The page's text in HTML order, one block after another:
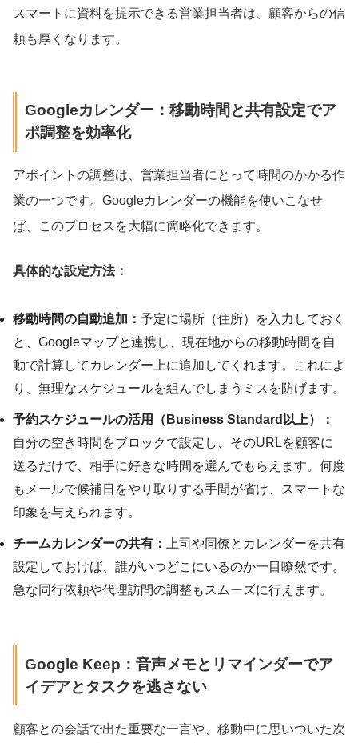
スマートに資料を提示できる営業担当者は、顧客からの信
頼も厚くなります。
Googleカレンダー：移動時間と共有設定でア
ポ調整を効率化
アポイントの調整は、営業担当者にとって時間のかかる作
業の一つです。Googleカレンダーの機能を使いこなせ
ば、このプロセスを大幅に簡略化できます。
具体的な設定方法：
移動時間の自動追加： 予定に場所（住所）を入力しておく
と、Googleマップと連携し、現在地からの移動時間を自
動で計算してカレンダー上に追加してくれます。これによ
り、無理なスケジュールを組んでしまうミスを防げます。
予約スケジュールの活用（Business Standard以上）：
自分の空き時間をブロックで設定し、そのURLを顧客に
送るだけで、相手に好きな時間を選んでもらえます。何度
もメールで候補日をやり取りする手間が省け、スマートな
印象を与えられます。
チームカレンダーの共有：
上司や同僚とカレンダーを共有
設定しておけば、誰がいつどこにいるのか一目瞭然です。
急な同行依頼や代理訪問の調整もスムーズに行えます。
Google Keep：音声メモとリマインダーでア
イデアとタスクを逃さない
顧客との会話で出た重要な一言や、移動中に思いついた次